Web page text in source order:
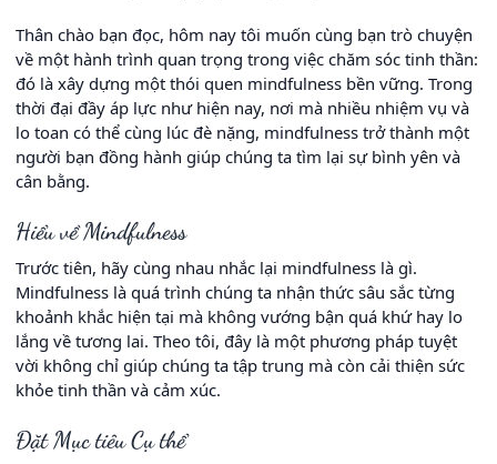
Thân chào bạn đọc, hôm nay tôi muốn cùng bạn trò chuyện
về một hành trình quan trọng trong việc chăm sóc tinh thần:
đó là xây dựng một thói quen mindfulness bền vững. Trong
thời đại đầy áp lực như hiện nay, nơi mà nhiều nhiệm vụ và
lo toan có thể cùng lúc đè nặng, mindfulness trở thành một
người bạn đồng hành giúp chúng ta tìm lại sự bình yên và
cân bằng.
Hiểu về Mindfulness
Trước tiên, hãy cùng nhau nhắc lại mindfulness là gì.
Mindfulness là quá trình chúng ta nhận thức sâu sắc từng
khoảnh khắc hiện tại mà không vướng bận quá khứ hay lo
lắng về tương lai. Theo tôi, đây là một phương pháp tuyệt
vời không chỉ giúp chúng ta tập trung mà còn cải thiện sức
khỏe tinh thần và cảm xúc.
Đặt Mục tiêu Cụ thể